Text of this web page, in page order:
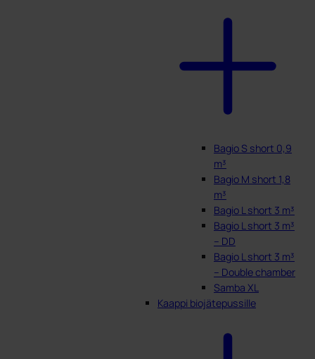
Bagio S short 0,9
m³
Bagio M short 1,8
m³
Bagio L short 3 m³
Bagio L short 3 m³
– DD
Bagio L short 3 m³
– Double chamber
Samba XL
Kaappi biojätepussille